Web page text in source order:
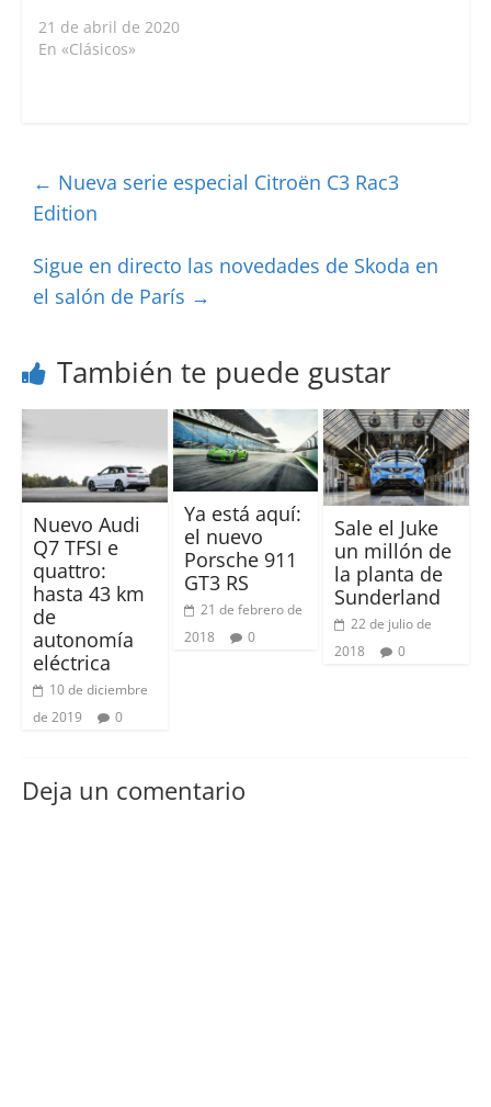
21 de abril de 2020
En «Clásicos»
← Nueva serie especial Citroën C3 Rac3
Edition
Sigue en directo las novedades de Skoda en
el salón de París →
También te puede gustar
Nuevo Audi
Q7 TFSI e
quattro:
hasta 43 km
de
autonomía
eléctrica
10 de diciembre
de 2019
0
Ya está aquí:
el nuevo
Porsche 911
GT3 RS
21 de febrero de
2018
0
Sale el Juke
un millón de
la planta de
Sunderland
22 de julio de
2018
0
Deja un comentario